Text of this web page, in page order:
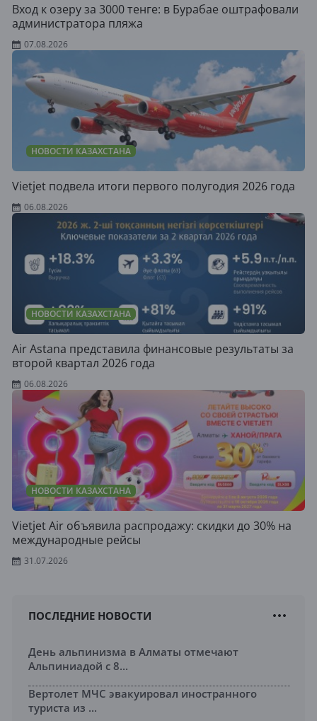
Вход к озеру за 3000 тенге: в Бурабае оштрафовали
администратора пляжа
07.08.2026
НОВОСТИ КАЗАХСТАНА
Vietjet подвела итоги первого полугодия 2026 года
06.08.2026
НОВОСТИ КАЗАХСТАНА
Air Astana представила финансовые результаты за
второй квартал 2026 года
06.08.2026
НОВОСТИ КАЗАХСТАНА
Vietjet Air объявила распродажу: скидки до 30% на
международные рейсы
31.07.2026
ПОСЛЕДНИЕ НОВОСТИ
День альпинизма в Алматы отмечают
Альпиниадой с 8...
Вертолет МЧС эвакуировал иностранного
туриста из ...